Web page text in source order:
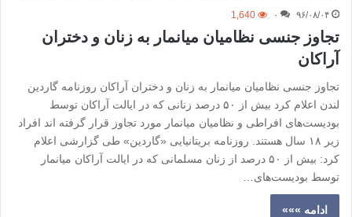
۹۶/۰۸/۰۴ ۰ 1,640
تجاوز‌ جنسی نظامیان میانمار به زنان و دختران
آراکان
تجاوز‌ جنسی نظامیان میانمار به زنان و دختران آراکان روزنامه گاردین
لندن اعلام کرد بیش از ۵۰ درصد زنانی که در ایالت آراکان توسط
بودیست‌های افراطی و نظامیان میانمار مورد تجاوز قرار گرفته اند افراد
زیر ۱۸ سال هستند. روزنامه بریتانیایی «گاردین» طی گزارشی اعلام
کرد: بیش از ۵۰ درصد از زنان مسلمانی که در ایالت آراکان میانمار
توسط بودیست‌های…
ادامه »»»